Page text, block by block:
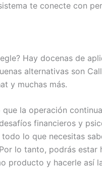
te conecte con
Hay docenas de
alternativas son
y muchas más.
la operación
financieros y
lo que necesitas
lo tanto, podrás estar
producto y hacerle así